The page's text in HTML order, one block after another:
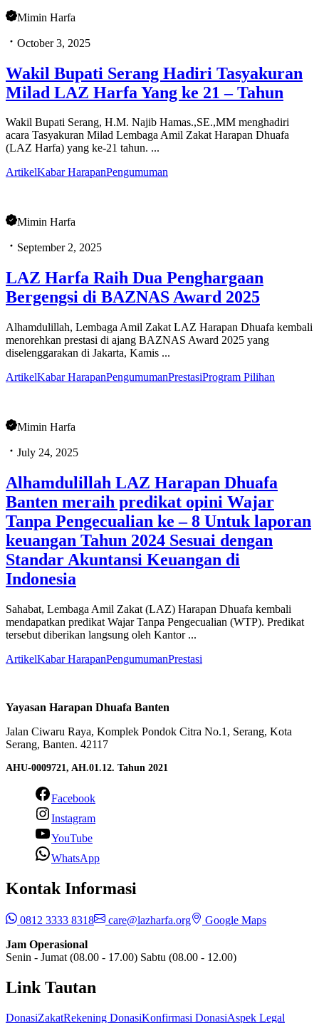
Mimin Harfa
October 3, 2025
Wakil Bupati Serang Hadiri Tasyakuran
Milad LAZ Harfa Yang ke 21 – Tahun
Wakil Bupati Serang, H.M. Najib Hamas.,SE.,MM menghadiri
acara Tasyakuran Milad Lembaga Amil Zakat Harapan Dhuafa
(LAZ Harfa) yang ke-21 tahun. ...
ArtikelKabar HarapanPengumuman
Mimin Harfa
September 2, 2025
LAZ Harfa Raih Dua Penghargaan
Bergengsi di BAZNAS Award 2025
Alhamdulillah, Lembaga Amil Zakat LAZ Harapan Dhuafa kembali
menorehkan prestasi di ajang BAZNAS Award 2025 yang
diselenggarakan di Jakarta, Kamis ...
ArtikelKabar HarapanPengumumanPrestasiProgram Pilihan
Mimin Harfa
July 24, 2025
Alhamdulillah LAZ Harapan Dhuafa
Banten meraih predikat opini Wajar
Tanpa Pengecualian ke – 8 Untuk laporan
keuangan Tahun 2024 Sesuai dengan
Standar Akuntansi Keuangan di
Indonesia
Sahabat, Lembaga Amil Zakat (LAZ) Harapan Dhuafa kembali
mendapatkan predikat Wajar Tanpa Pengecualian (WTP). Predikat
tersebut diberikan langsung oleh Kantor ...
ArtikelKabar HarapanPengumumanPrestasi
Yayasan Harapan Dhuafa Banten
Jalan Ciwaru Raya, Komplek Pondok Citra No.1, Serang, Kota
Serang, Banten. 42117
AHU-0009721, AH.01.12. Tahun 2021
Facebook
Instagram
YouTube
WhatsApp
Kontak Informasi
0812 3333 8318 care@lazharfa.org
Google Maps
Jam Operasional
Senin - Jumat (08.00 - 17.00) Sabtu (08.00 - 12.00)
Link Tautan
DonasiZakatRekening DonasiKonfirmasi DonasiAspek Legal